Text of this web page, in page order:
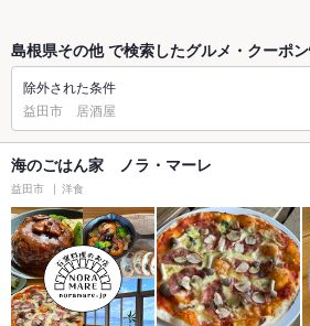
島根県その他 で検索したグルメ・クーポ
除外された条件
益田市 居酒屋
海のごはん家 ノラ・マーレ
益田市 洋食